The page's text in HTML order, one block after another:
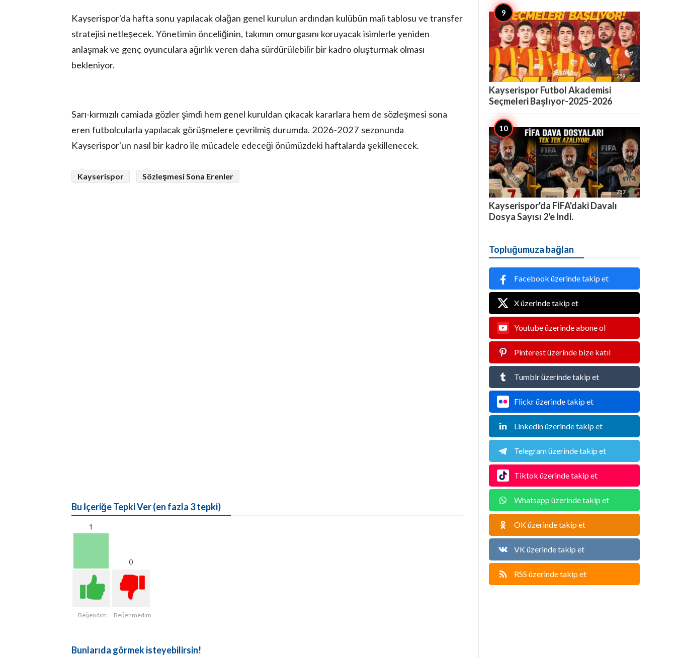
Kayserispor'da hafta sonu yapılacak olağan genel kurulun ardından kulübün mali tablosu ve transfer
stratejisi netleşecek. Yönetimin önceliğinin, takımın omurgasını koruyacak isimlerle yeniden
anlaşmak ve genç oyunculara ağırlık veren daha sürdürülebilir bir kadro oluşturmak olması
bekleniyor.
Sarı-kırmızılı camiada gözler şimdi hem genel kuruldan çıkacak kararlara hem de sözleşmesi sona
eren futbolcularla yapılacak görüşmelere çevrilmiş durumda. 2026-2027 sezonunda
Kayserispor'un nasıl bir kadro ile mücadele edeceği önümüzdeki haftalarda şekillenecek.
Kayserispor Sözleşmesi Sona Erenler
Bu İçeriğe Tepki Ver (en fazla 3 tepki)
1
Beğendim
0
Beğenmedim
Bunlarıda görmek isteyebilirsin!
759 
Kayserispor Futbol Akademisi
Seçmeleri Başlıyor-2025-2026
757 
Kayserispor'da FİFA'daki Davalı
Dosya Sayısı 2'e İndi.
Topluğumuza bağlan
Facebook üzerinde takip et
X üzerinde takip et
Youtube üzerinde abone ol
Pinterest üzerinde bize katıl
Tumblr üzerinde takip et
Flickr üzerinde takip et
Linkedin üzerinde takip et
Telegram üzerinde takip et
Tiktok üzerinde takip et
Whatsapp üzerinde takip et
OK üzerinde takip et
VK üzerinde takip et
RSS üzerinde takip et